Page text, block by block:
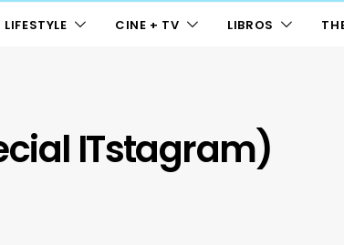
LIFESTYLE CINE + TV LIBROS
ITstagram)